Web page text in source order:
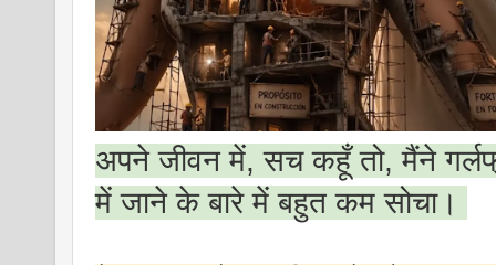
अपने जीवन में, सच कहूँ तो, मैंने
में जाने के बारे में बहुत कम सोचा।